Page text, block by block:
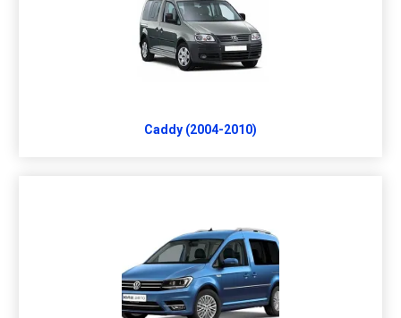
Caddy (2004-2010)